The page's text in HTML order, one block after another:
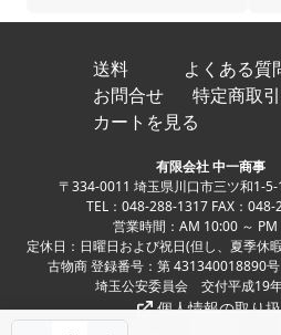
送料 よくある質
お問合せ
特定商取
カートを見る
有限会社 中一商事
〒334-0011 埼玉県川口市三ツ和1-
TEL：048-288-1317 FAX：
営業時間：AM 10:00 ～
定休日：日曜日および祝日(但し、夏季休
古物商 登録番号：第 431340018890号
埼玉公安委員会 交付平成19
個人情報の取り
中古パチンコ、中古スロット